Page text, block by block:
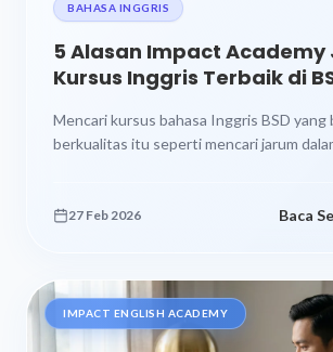
BAHASA INGGRIS
5 Alasan Impact Academy
Kursus Inggris Terbaik di
Mencari kursus bahasa Inggris BSD yang
berkualitas itu seperti mencari jarum
27 Feb 2026 Baca
IMPACT ENGLISH ACADEMY